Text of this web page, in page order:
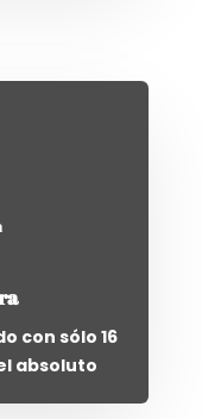
con sólo 16
absoluto